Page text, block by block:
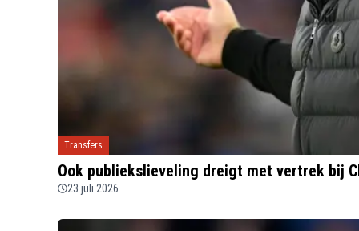
Transfers
Ook publiekslieveling dreigt met vertrek bij
23 juli 2026